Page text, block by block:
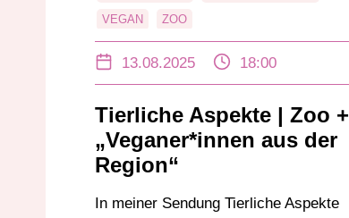
VEGAN ZOO
13.08.2025 18:00
Tierliche Aspekte | Zoo +
„Veganer*innen aus der
Region“
In meiner Sendung Tierliche Aspekte